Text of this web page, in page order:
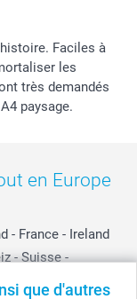
que d'autres
Faciles à
les
très demandés
paysage.
en Europe
- France - Ireland
- Suisse -